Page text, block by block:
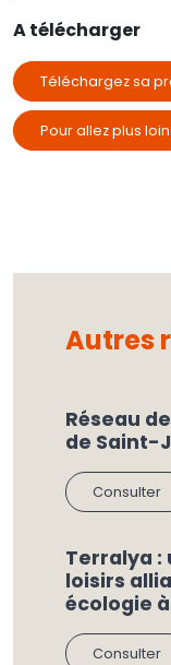
A télécharger
Téléchargez sa
Pour allez plus loin
Autres
Réseau
de Saint-
Consulter
Terralya :
loisirs
écologie
Consulter